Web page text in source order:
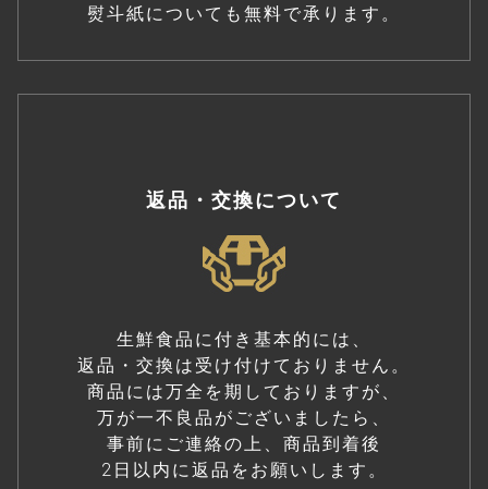
熨斗紙についても無料で承ります。
返品・交換について
生鮮食品に付き基本的には、
返品・交換は受け付けておりません。
商品には万全を期しておりますが、
万が一不良品がございましたら、
事前にご連絡の上、商品到着後
2日以内に返品をお願いします。